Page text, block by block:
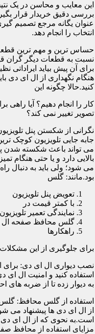
این معایب و محاسن در یک
بررسی دقیق خریدار قرار
عنوان یگانه مرجع تصمیم
انتخاب را انجام دهد.
حساس ترین و مهم ترین
نسبت به قطعات دیگر گران
برای آن پیش بیاید
هنگام نگهداری از ال ای دی
کنید.حالا چگونه این
کار را انجام دهیم؟ آیا راهی
تصویر تغییر نمی کند؟
نگرانی از شکستن پنل
جابه جایی تلویزیون کوچک
می تواند باعث شکسته شدن
بالایی دارد و یا حتی هنگام
می شود؛ ولی باید به دنبال
بود.مانند: گلس
تعویض پنل تلویزیون
با کمتر قیمت در
نمایندگی تعمیر
گلس محافظ صفحه ال
راهکارها
برای جلوگیری از این
نصب دیواری ال ای دی: برای
استفاده کنید و امنیت ال ای
به دیوار زده تا از ضربه های
استفاده از گلس محافظ:
از ال ای دی ها پیشنهاد می
است.به نحوی که از ال ای
مزایای استفاده از محافظ